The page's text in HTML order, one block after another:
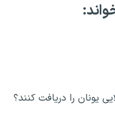
یونان را دریافت کنند؟